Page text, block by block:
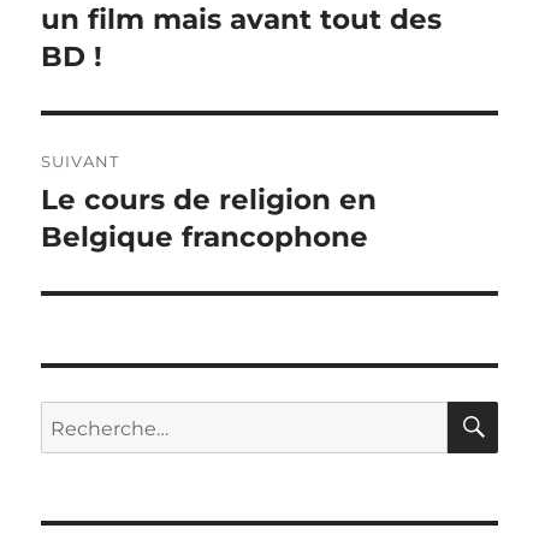
l’article
précédent :
un film mais avant tout des
BD !
SUIVANT
Article
suivant :
Le cours de religion en
Belgique francophone
Recherche
pour